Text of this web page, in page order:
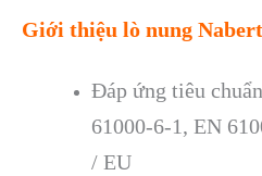
Giới thiệu lò nung
Đáp ứng tiêu
61000-6-1, EN
/ EU